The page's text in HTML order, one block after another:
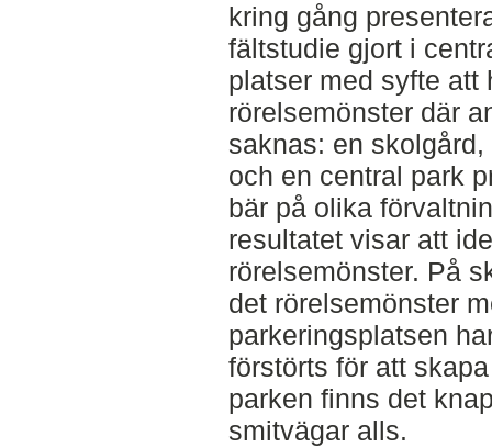
kring gång
fältstudie gjort i
platser med syfte att
rörelsemönster där
saknas: en
och en central park
bär på olika
resultatet visar att
rörelsemönster. På
det rörelsemönster
parkeringsplatsen
förstörts för att
parken finns det
smitvägar alls.